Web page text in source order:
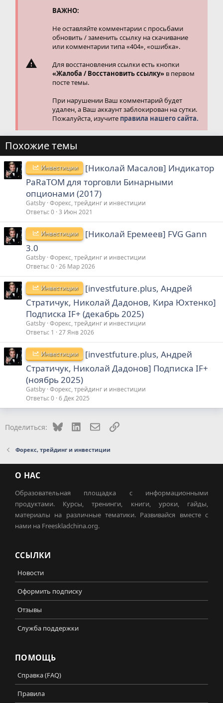
ВАЖНО:
Не оставляйте комментарии с просьбами
обновить / заменить ссылку на скачивание
или комментарии типа «404», «ошибка».
Для восстановления ссылки есть кнопки
«Жалоба / Восстановить ссылку» в первом
посте темы.
При нарушении Ваш комментарий будет
удален, а Ваш аккаунт заблокирован на сутки.
Пожалуйста, изучите правила нашего сайта.
Похожие темы
Инвестиции
[Николай Масалов] Индикатор
PaRaTOM для торговли Бинарными
опционами (2017)
Gatsby Форекс, трейдинг и инвестиции
Ответы 0 3 Июн 2021
Инвестиции
[Николай Еремеев] FVG Gann
3.0
Gatsby Форекс, трейдинг и инвестиции
Ответы 0 26 Мар 2026
Инвестиции
[investfuture.plus, Андрей
Стратичук, Николай Дадонов, Кира Юхтенко]
Подписка IF+ (декабрь 2025)
Gatsby Форекс, трейдинг и инвестиции
Ответы 1 27 Янв 2026
Инвестиции
[investfuture.plus, Андрей
Стратичук, Николай Дадонов] Подписка IF+
(ноябрь 2025)
Gatsby Форекс, трейдинг и инвестиции
Ответы 0 6 Дек 2025
Поделиться: Bluesky LinkedInЭлектронная почта
Ссылка
Форекс, трейдинг и инвестиции
О НАС
Образовательная площадка с информационными
продуктами. Курсы, тренинги, книги, уроки, гайды,
материалы на различные тематики. Развивайся вместе с
нами на Freeskladchina.org.
ССЫЛКИ
Новости
Оформить подписку
Отзывы
Служба поддержки
ПОМОЩЬ
Справка (FAQ)
Правила